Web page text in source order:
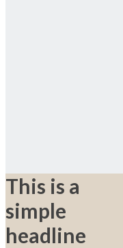
This is a
simple
headline